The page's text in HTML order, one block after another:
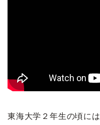
東海大学２年生の頃には